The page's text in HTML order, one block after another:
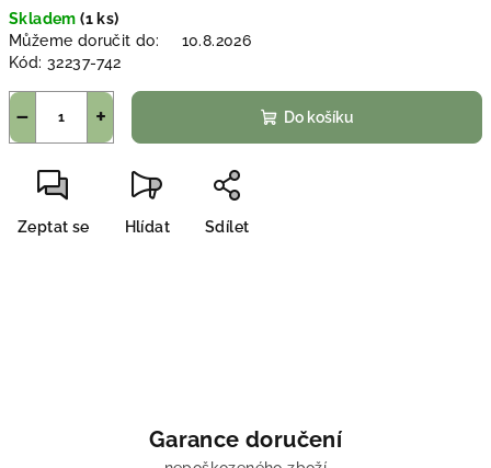
cena:
Skladem(1 ks)
Můžeme doručit do:
10.8.2026
Kód: 32237-742
+
− Do košíku
Zeptat se Hlídat Sdílet
Garance doručení